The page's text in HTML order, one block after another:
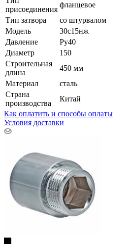
присоединения
фланцевое
Тип затвора
со штурвалом
Модель
30с15нж
Давление
Ру40
Диаметр
150
Строительная
длина
450 мм
Материал
сталь
Страна
производства
Китай
Как оплатить и способы оплаты
Условия доставки